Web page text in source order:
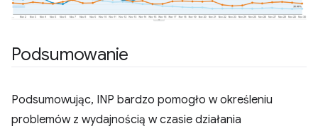
Podsumowanie
Podsumowując, INP bardzo pomogło w określeniu
problemów z wydajnością w czasie działania